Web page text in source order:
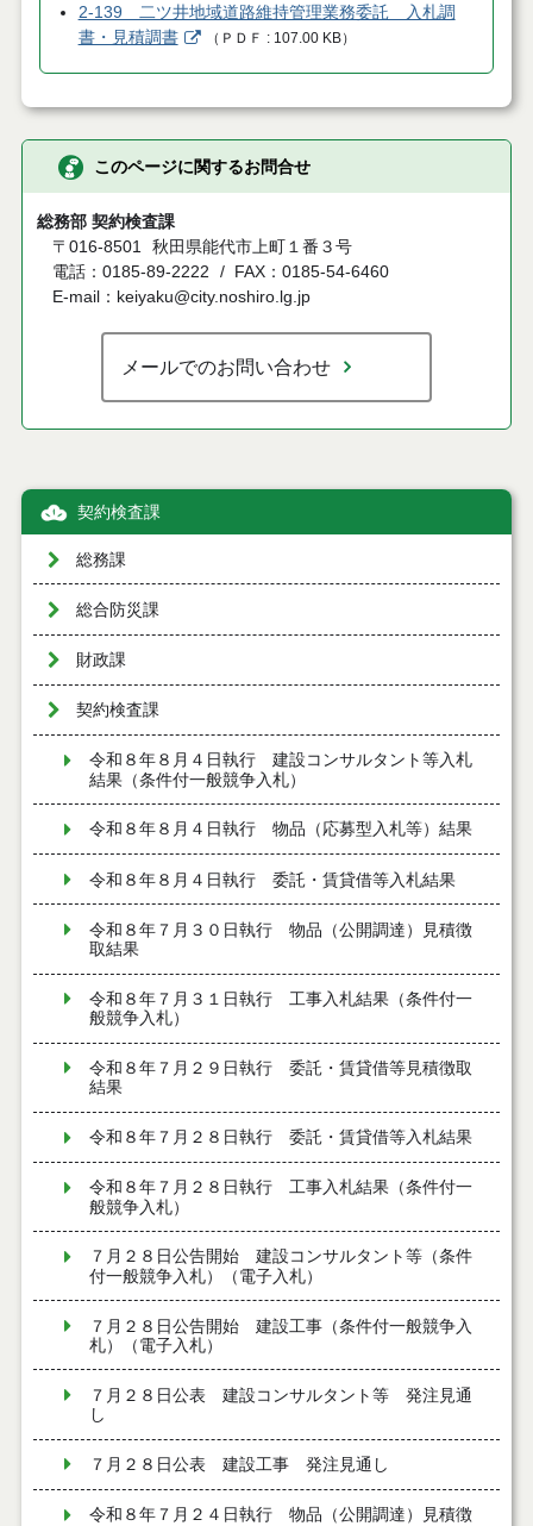
2-139 二ツ井地域道路維持管理業務委託 入札調
書・見積調書
（ ＰＤＦ 107.00 KB）
このページに関するお問合せ
総務部 契約検査課
〒016-8501 秋田県能代市上町１番３号
電話：0185-89-2222
FAX：0185-54-6460
E-mail：keiyaku@city.noshiro.lg.jp
メールでのお問い合わせ
契約検査課
総務課
総合防災課
財政課
契約検査課
令和８年８月４日執行 建設コンサルタント等入札
結果（条件付一般競争入札）
令和８年８月４日執行 物品（応募型入札等）結果
令和８年８月４日執行 委託・賃貸借等入札結果
令和８年７月３０日執行 物品（公開調達）見積徴
取結果
令和８年７月３１日執行 工事入札結果（条件付一
般競争入札）
令和８年７月２９日執行 委託・賃貸借等見積徴取
結果
令和８年７月２８日執行 委託・賃貸借等入札結果
令和８年７月２８日執行 工事入札結果（条件付一
般競争入札）
７月２８日公告開始 建設コンサルタント等（条件
付一般競争入札）（電子入札）
７月２８日公告開始 建設工事（条件付一般競争入
札）（電子入札）
７月２８日公表 建設コンサルタント等 発注見通
し
７月２８日公表 建設工事 発注見通し
令和８年７月２４日執行 物品（公開調達）見積徴